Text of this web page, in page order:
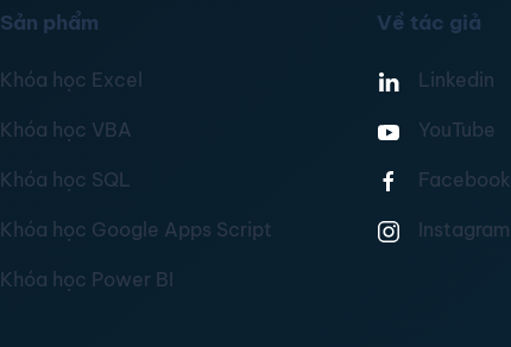
Sản phẩm
Khóa học Excel
Khóa học VBA
Khóa học SQL
Khóa học Google Apps Script
Khóa học Power BI
Về tác giả
Linkedin
YouTube
Facebook
Instagram